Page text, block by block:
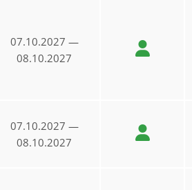
07.10.2027 —
08.10.2027
07.10.2027 —
08.10.2027